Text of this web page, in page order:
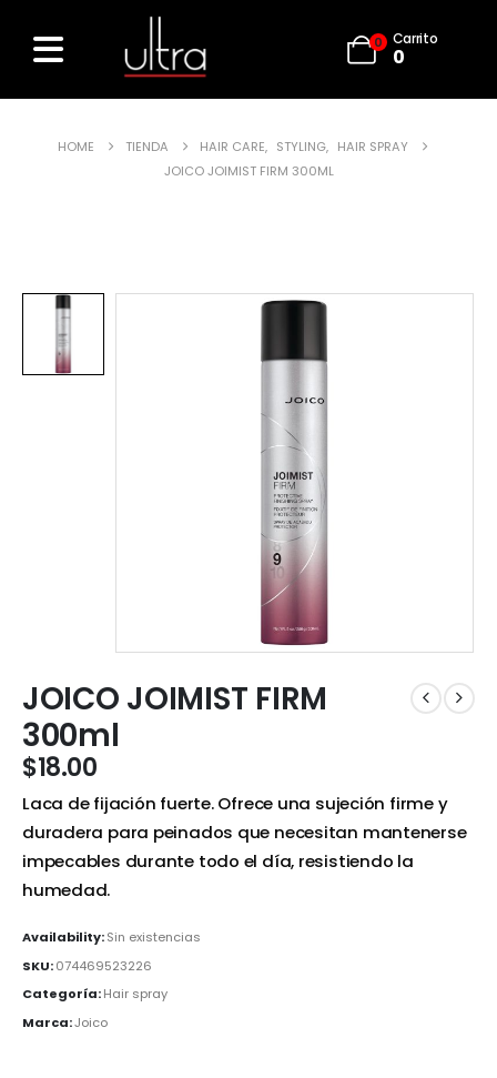
0 Carrito
0
HOME TIENDA HAIR CARE, STYLING, HAIR SPRAY
JOICO JOIMIST FIRM 300ML
JOICO JOIMIST FIRM
300ml
$18.00
Laca de fijación fuerte. Ofrece una sujeción firme y
duradera para peinados que necesitan mantenerse
impecables durante todo el día, resistiendo la
humedad.
Availability:Sin existencias
SKU:074469523226
Categoría:Hair spray
Marca:Joico